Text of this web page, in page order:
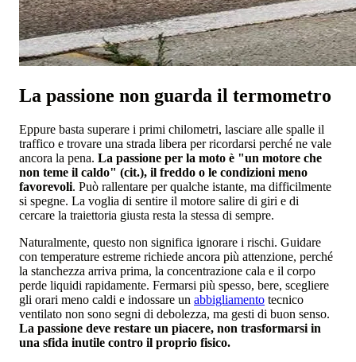
La passione non guarda il termometro
Eppure basta superare i primi chilometri, lasciare alle spalle il
traffico e trovare una strada libera per ricordarsi perché ne vale
ancora la pena. La passione per la moto è "un motore che
non teme il caldo" (cit.), il freddo o le condizioni meno
favorevoli. Può rallentare per qualche istante, ma difficilmente
si spegne. La voglia di sentire il motore salire di giri e di
cercare la traiettoria giusta resta la stessa di sempre.
Naturalmente, questo non significa ignorare i rischi. Guidare
con temperature estreme richiede ancora più attenzione, perché
la stanchezza arriva prima, la concentrazione cala e il corpo
perde liquidi rapidamente. Fermarsi più spesso, bere, scegliere
gli orari meno caldi e indossare un abbigliamento tecnico
ventilato non sono segni di debolezza, ma gesti di buon senso.
La passione deve restare un piacere, non trasformarsi in
una sfida inutile contro il proprio fisico.